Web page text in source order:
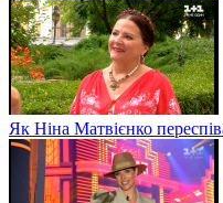
Як Ніна Матвієнко